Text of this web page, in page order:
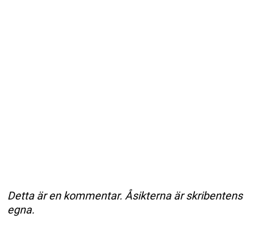
Detta är en kommentar. Åsikterna är skribentens
egna.